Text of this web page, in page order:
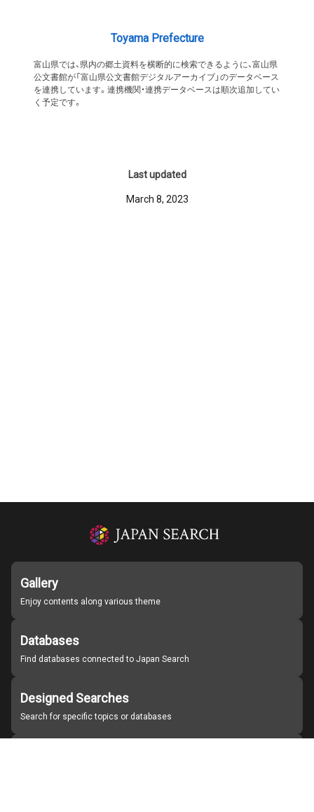
Toyama Prefecture
富山県では、県内の郷土資料を横断的に検索できるように、富山県
公文書館が「富山県公文書館デジタルアーカイブ」のデータベース
を連携しています。連携機関・連携データベースは順次追加してい
く予定です。
Last updated
March 8, 2023
Gallery
Enjoy contents along various theme
Databases
Find databases connected to Japan Search
Designed Searches
Search for specific topics or databases